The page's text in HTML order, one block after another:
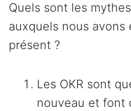
Quels sont les
auxquels nous avons
présent ?
Les OKR sont
nouveau et font